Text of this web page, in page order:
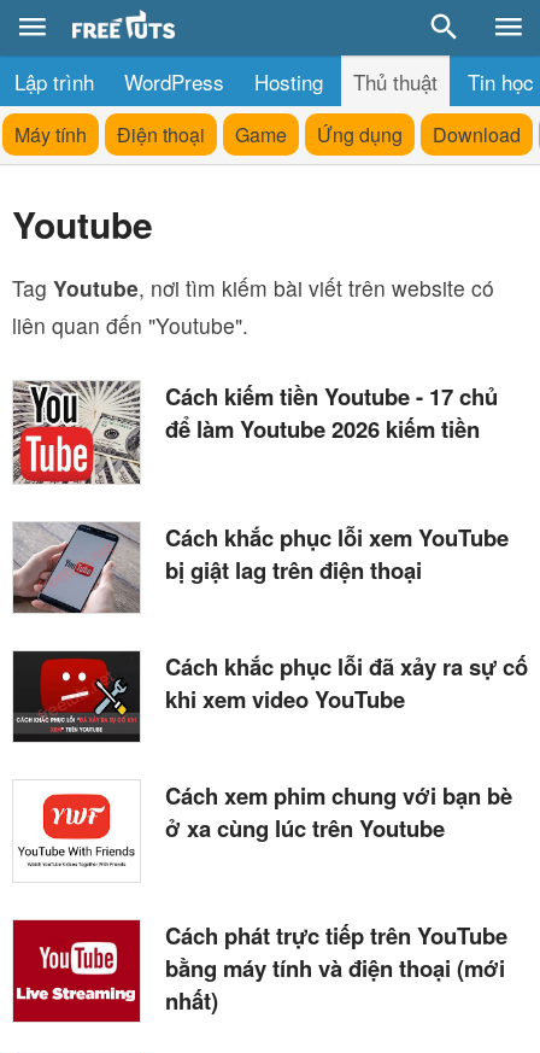
Lập trình WordPress Hosting Thủ thuật Tin học
Máy tính Điện thoại Game Ứng dụng Download
Youtube
Tag Youtube, nơi tìm kiếm bài viết trên website có
liên quan đến "Youtube".
Cách kiếm tiền Youtube - 17 chủ
để làm Youtube 2026 kiếm tiền
Cách khắc phục lỗi xem YouTube
bị giật lag trên điện thoại
Cách khắc phục lỗi đã xảy ra sự cố
khi xem video YouTube
Cách xem phim chung với bạn bè
ở xa cùng lúc trên Youtube
Cách phát trực tiếp trên YouTube
bằng máy tính và điện thoại (mới
nhất)